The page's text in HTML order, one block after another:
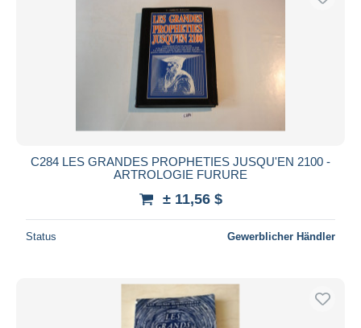
C284 LES GRANDES PROPHETIES JUSQU'EN 2100 -
ARTROLOGIE FURURE
± 11,56 $
Status Gewerblicher Händler